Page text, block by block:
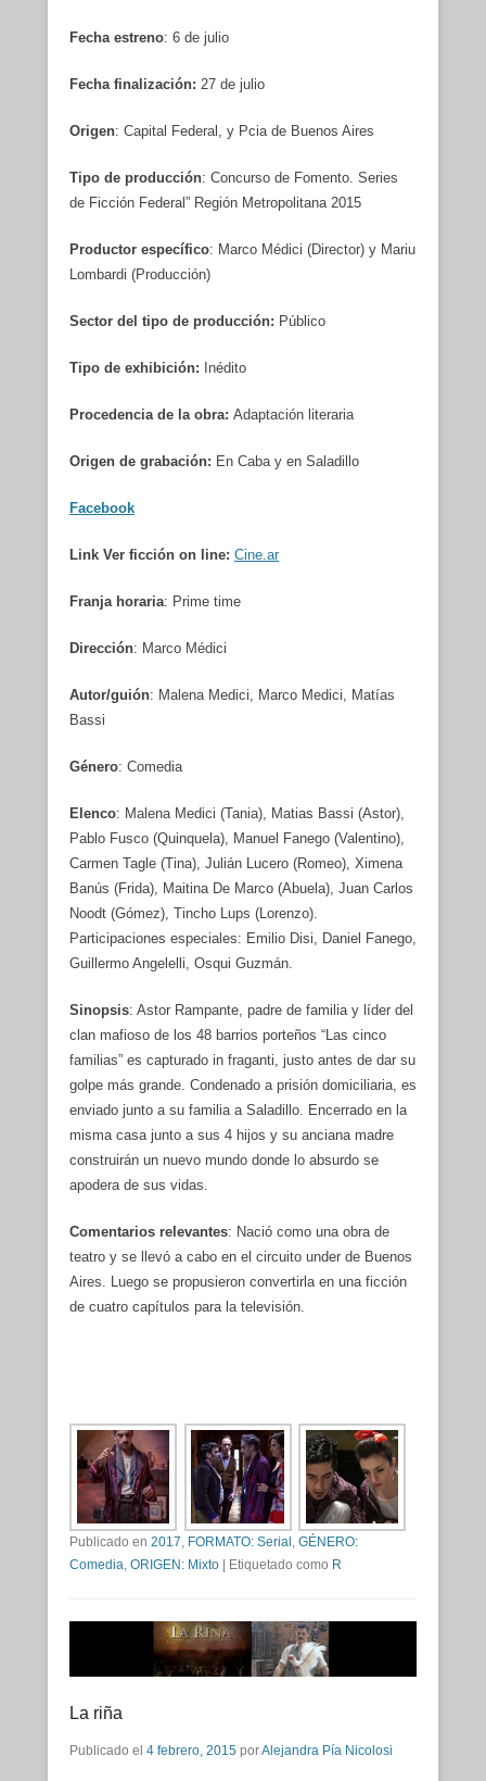
Fecha estreno: 6 de julio
Fecha finalización: 27 de julio
Origen: Capital Federal, y Pcia de Buenos Aires
Tipo de producción: Concurso de Fomento. Series
de Ficción Federal” Región Metropolitana 2015
Productor específico: Marco Médici (Director) y Mariu
Lombardi (Producción)
Sector del tipo de producción: Público
Tipo de exhibición: Inédito
Procedencia de la obra: Adaptación literaria
Origen de grabación: En Caba y en Saladillo
Facebook
Link Ver ficción on line: Cine.ar
Franja horaria: Prime time
Dirección: Marco Médici
Autor/guión: Malena Medici, Marco Medici, Matías
Bassi
Género: Comedia
Elenco: Malena Medici (Tania), Matias Bassi (Astor),
Pablo Fusco (Quinquela), Manuel Fanego (Valentino),
Carmen Tagle (Tina), Julián Lucero (Romeo), Ximena
Banús (Frida), Maitina De Marco (Abuela), Juan Carlos
Noodt (Gómez), Tincho Lups (Lorenzo).
Participaciones especiales: Emilio Disi, Daniel Fanego,
Guillermo Angelelli, Osqui Guzmán.
Sinopsis: Astor Rampante, padre de familia y líder del
clan mafioso de los 48 barrios porteños “Las cinco
familias” es capturado in fraganti, justo antes de dar su
golpe más grande. Condenado a prisión domiciliaria, es
enviado junto a su familia a Saladillo. Encerrado en la
misma casa junto a sus 4 hijos y su anciana madre
construirán un nuevo mundo donde lo absurdo se
apodera de sus vidas.
Comentarios relevantes: Nació como una obra de
teatro y se llevó a cabo en el circuito under de Buenos
Aires. Luego se propusieron convertirla en una ficción
de cuatro capítulos para la televisión.
Publicado en 2017 FORMATO: Serial GÉNERO:
Comedia ORIGEN: Mixto | Etiquetado como R
La riña
Publicado el 4 febrero, 2015 porAlejandra Pía Nicolosi